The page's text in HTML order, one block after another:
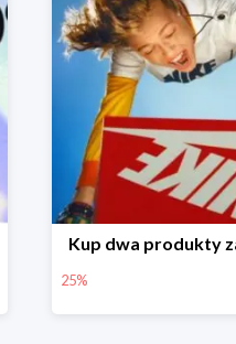
Kup dwa produkty
25%